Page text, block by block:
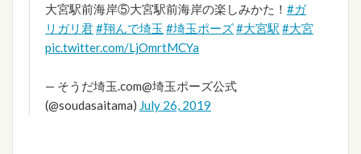
大宮駅前海岸⑤大宮駅前海岸の楽しみかた！ #ガ
リガリ君#翔んで埼玉 #埼玉ポーズ#大宮駅 #大宮
pic.twitter.com/LjOmrtMCYa
— そうだ埼玉.com@埼玉ポーズ公式
(@soudasaitama) July 26, 2019